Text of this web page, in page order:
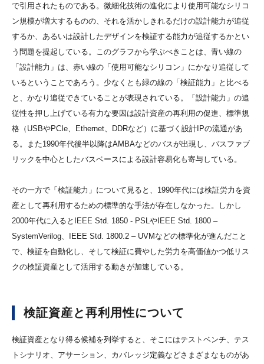
で引用されたものである。微細化技術の進化により使用可能なシリコ
ン規模が増大するものの、それを活かしきれるだけの設計能力が追従
するか、あるいは設計したデザインを検証する能力が追従するかとい
う問題を提起している。このグラフから学ぶべきことは、青い線の
「設計能力」は、赤い線の「使用可能なシリコン」にかなり追従して
いるということであろう。少なくとも緑の線の「検証能力」と比べる
と、かなり追従できていることが表現されている。「設計能力」の追
従性を押し上げている有力な要因は設計資産の再利用の促進、標準規
格（USBやPCIe、Ethernet、DDRなど）に基づく設計IPの流通があ
る。また1990年代後半以降はAMBAなどのバスが出現し、バスファブ
リックを中心としたバスベースによる設計容易化も寄与している。
その一方で「検証能力」について見ると、1990年代には検証労力を資
産として再利用するための標準的な手法が存在しなかった。しかし
2000年代に入るとIEEE Std. 1850 - PSLやIEEE Std. 1800 –
SystemVerilog、IEEE Std. 1800.2 – UVMなどの標準化が進んだこと
で、検証を自動化し、そして検証に費やした労力を高価値かつ低リス
クの検証資産として活用する動きが加速している。
検証資産と再利用性について
検証資産となり得る候補を列挙すると、そこにはテストベンチ、テス
トシナリオ、アサーション、カバレッジ定義などさまざまなものがあ